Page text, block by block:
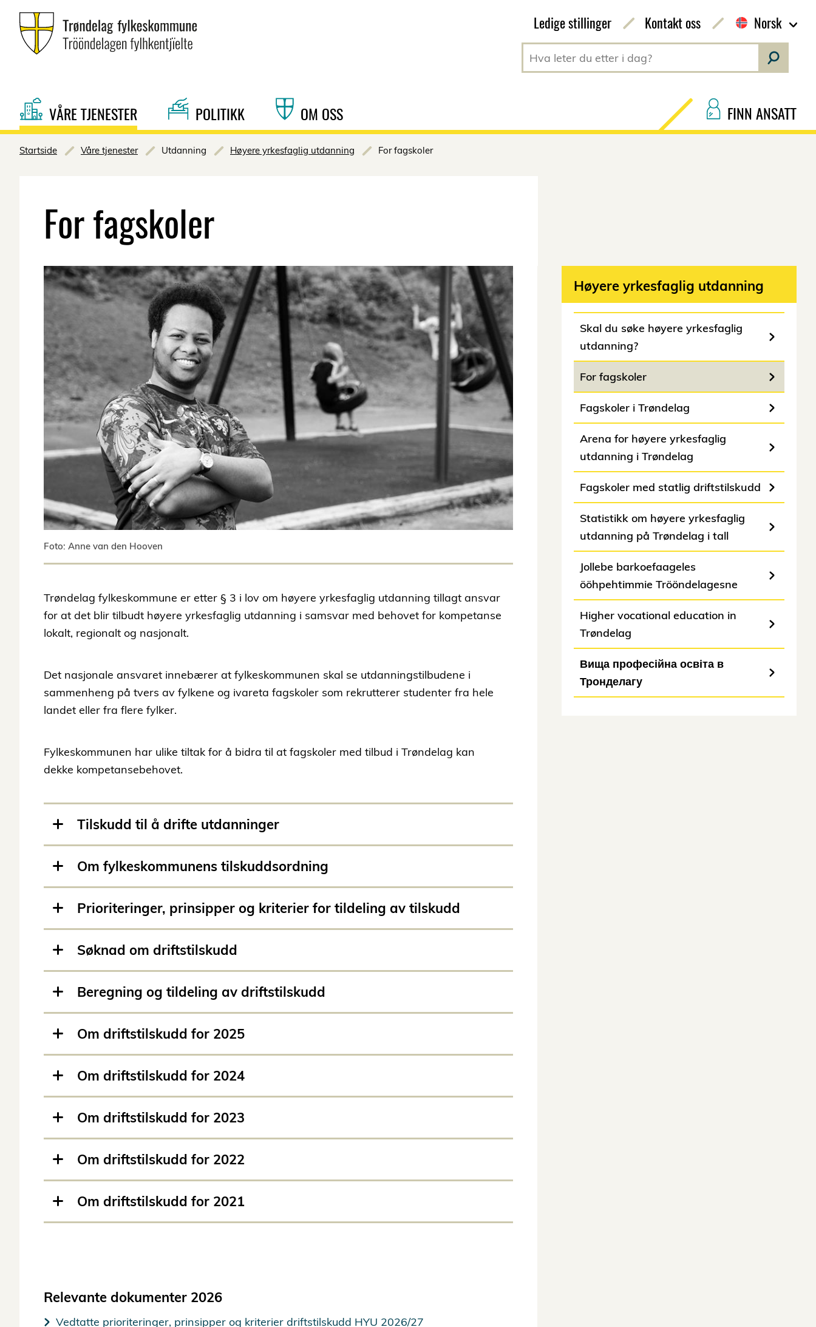
Ledige stillinger Kontakt oss Norsk
FINN ANSATT
VÅRE TJENESTER POLITIKK OM OSS
Startside Våre tjenester Utdanning Høyere yrkesfaglig utdanning For fagskoler
For fagskoler
Foto: Anne van den Hooven
Trøndelag fylkeskommune er etter § 3 i lov om høyere yrkesfaglig utdanning tillagt ansvar
for at det blir tilbudt høyere yrkesfaglig utdanning i samsvar med behovet for kompetanse
lokalt, regionalt og nasjonalt.
Det nasjonale ansvaret innebærer at fylkeskommunen skal se utdanningstilbudene i
sammenheng på tvers av fylkene og ivareta fagskoler som rekrutterer studenter fra hele
landet eller fra flere fylker.
Fylkeskommunen har ulike tiltak for å bidra til at fagskoler med tilbud i Trøndelag kan
dekke kompetansebehovet.
Tilskudd til å drifte utdanninger
Om fylkeskommunens tilskuddsordning
Prioriteringer, prinsipper og kriterier for tildeling av tilskudd
Søknad om driftstilskudd
Beregning og tildeling av driftstilskudd
Om driftstilskudd for 2025
Om driftstilskudd for 2024
Om driftstilskudd for 2023
Om driftstilskudd for 2022
Om driftstilskudd for 2021
Relevante dokumenter 2026
Vedtatte prioriteringer, prinsipper og kriterier driftstilskudd HYU 2026/27
Høyere yrkesfaglig utdanning
Skal du søke høyere yrkesfaglig
utdanning?
For fagskoler
Fagskoler i Trøndelag
Arena for høyere yrkesfaglig
utdanning i Trøndelag
Fagskoler med statlig driftstilskudd
Statistikk om høyere yrkesfaglig
utdanning på Trøndelag i tall
Jollebe barkoefaageles
ööhpehtimmie Trööndelagesne
Higher vocational education in
Trøndelag
Вища професійна освіта в
Тронделагу